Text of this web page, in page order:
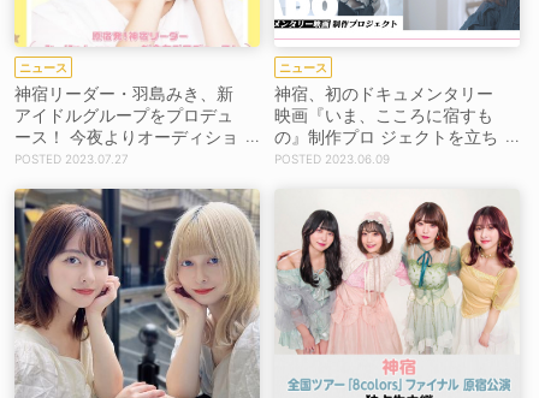
ニュース
神宿リーダー・羽島みき、新
アイドルグループをプロデュ
ース！ 今夜よりオーディショ
ンスタート【コメントあり】
2023.07.27
ニュース
神宿、初のドキュメンタリー
映画『いま、こころに宿すも
の』制作プロ ジェクトを立ち
上げ＋クラウドファンディン
2023.06.09